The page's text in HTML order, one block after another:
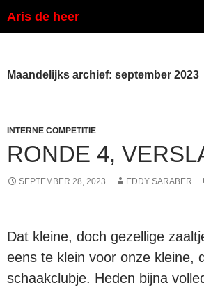
naar
Aris de heer
Maandelijks archief: september 2023
INTERNE COMPETITIE
RONDE 4,
SEPTEMBER 28, 2023 EDDY SARABER
Dat kleine, doch gezellige
eens te klein voor onze kleine,
schaakclubje. Heden bijna